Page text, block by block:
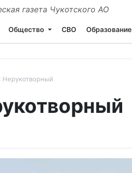
газета Чукотского АО
Общество СВО Образование
Нерукотворный